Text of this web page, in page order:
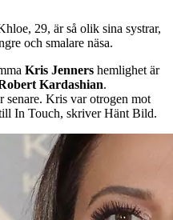
29, är så olik sina systrar,
och smalare näsa.
Kris Jenners hemlighet är
Kardashian.
Kris var otrogen mot
In Touch, skriver Hänt Bild.